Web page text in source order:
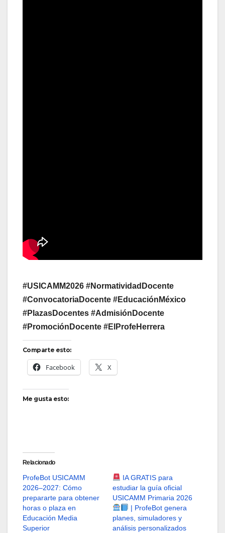
#USICAMM2026 #NormatividadDocente
#ConvocatoriaDocente #EducaciónMéxico
#PlazasDocentes #AdmisiónDocente
#PromociónDocente #ElProfeHerrera
Comparte esto:
Facebook X
Me gusta esto:
Relacionado
ProfeBot USICAMM
2026–2027: Cómo
prepararte para obtener
horas o plaza en
Educación Media
Superior
IA GRATIS para
estudiar la guía oficial
USICAMM Primaria 2026
| ProfeBot genera
planes, simuladores y
análisis personalizados